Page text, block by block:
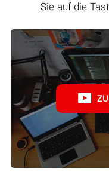
Sie auf die